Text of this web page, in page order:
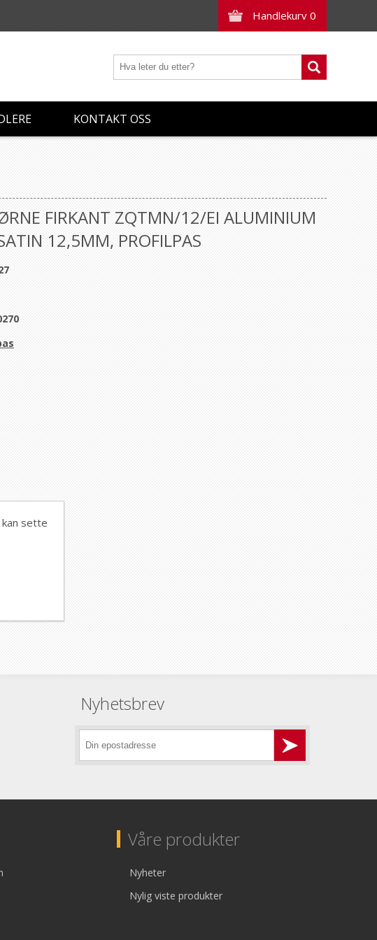
Handlekurv 0
KONTAKT OSS
FIRKANT ZQTMN/12/EI ALUMINIUM
12,5MM, PROFILPAS
Nyhetsbrev
Våre produkter
Nyheter
Nylig viste produkter
sette